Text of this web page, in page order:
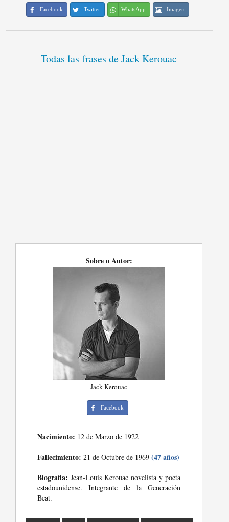
Facebook Twitter WhatsApp Imagen
Todas las frases de Jack Kerouac
Sobre o Autor:
Jack Kerouac
Facebook
Nacimiento: 12 de Marzo de 1922
Fallecimiento: 21 de Octubre de 1969(47 años)
Biografia: Jean-Louis Kerouac novelista y poeta
estadounidense. Integrante de la Generación
Beat.